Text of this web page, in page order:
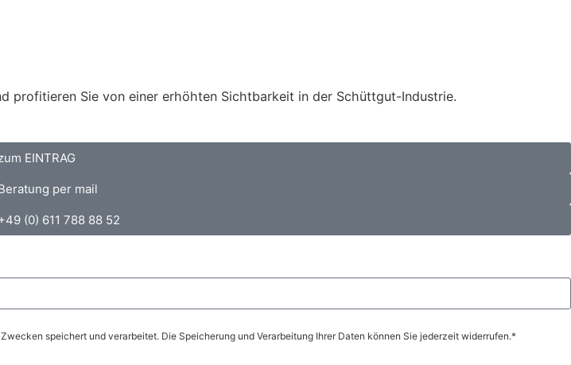
profitieren Sie von einer erhöhten Sichtbarkeit in der Schüttgut-Industrie.
EINTRAG
per mail
(0) 611 788 88 52
speichert und verarbeitet. Die Speicherung und Verarbeitung Ihrer Daten können Sie jederzeit widerrufen.*